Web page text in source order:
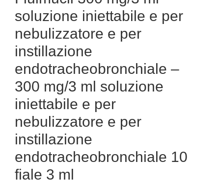
soluzione iniettabile e per
nebulizzatore e per
instillazione
endotracheobronchiale –
300 mg/3 ml soluzione
iniettabile e per
nebulizzatore e per
instillazione
endotracheobronchiale 10
fiale 3 ml